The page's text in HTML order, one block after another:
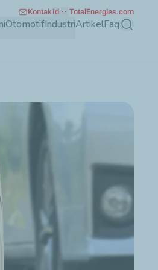
OtomotifIndustriArtikelFaq Mencari
KontakId TotalEnergies.com